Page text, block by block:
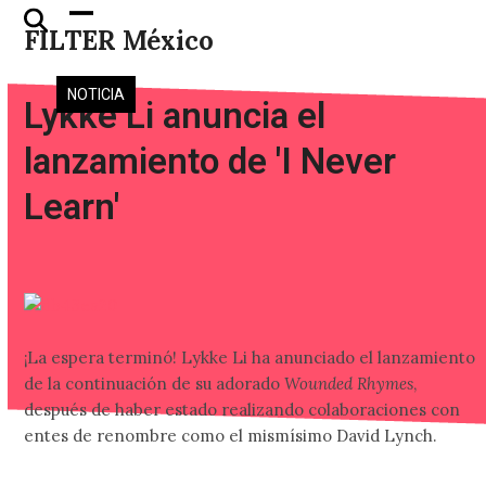
Skip
FILTER México
Open
mobile
menu
Close
mobile
menu
NOTICIA
Lykke Li anuncia el
lanzamiento de 'I Never
Learn'
¡La espera terminó! Lykke Li ha anunciado el lanzamiento
de la continuación de su adoradoWounded Rhymes,
después de haber estado realizando colaboraciones con
entes de renombre como el mismísimo David Lynch.